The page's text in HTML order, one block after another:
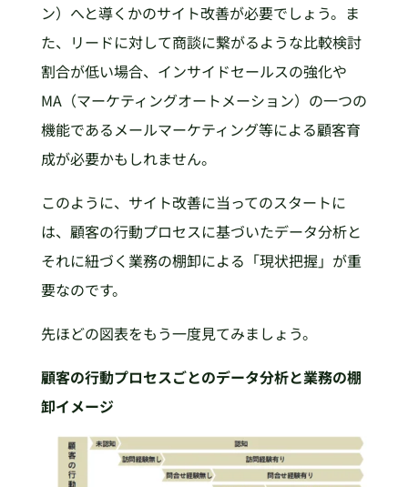
ン）へと導くかのサイト改善が必要でしょう。ま
た、リードに対して商談に繋がるような比較検討
割合が低い場合、インサイドセールスの強化や
MA（マーケティングオートメーション）の一つの
機能であるメールマーケティング等による顧客育
成が必要かもしれません。
このように、サイト改善に当ってのスタートに
は、顧客の行動プロセスに基づいたデータ分析と
それに紐づく業務の棚卸による「現状把握」が重
要なのです。
先ほどの図表をもう一度見てみましょう。
顧客の行動プロセスごとのデータ分析と業務の棚
卸イメージ